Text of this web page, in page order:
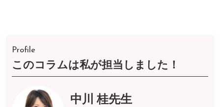
Profile
このコラムは私が担当しました！
中川 桂先生